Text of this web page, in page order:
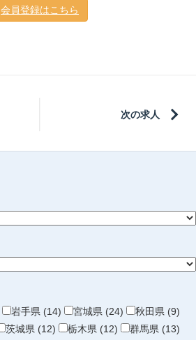
会員登録はこちら
次の求人
岩手県 (14) 宮城県 (24)
秋田県 (9)
茨城県 (12) 栃木県 (12)
群馬県 (13)